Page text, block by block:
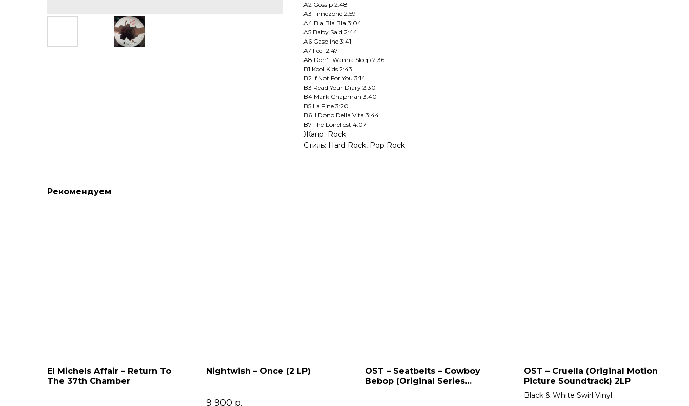
A2 Gossip 2:48
A3 Timezone 2:59
A4 Bla Bla Bla 3:04
A5 Baby Said 2:44
A6 Gasoline 3:41
A7 Feel 2:47
A8 Don't Wanna Sleep 2:36
B1 Kool Kids 2:43
B2 If Not For You 3:14
B3 Read Your Diary 2:30
B4 Mark Chapman 3:40
B5 La Fine 3:20
B6 Il Dono Della Vita 3:44
B7 The Loneliest 4:07
Жанр: Rock
Стиль: Hard Rock, Pop Rock
Рекомендуем
El Michels Affair – Return To
The 37th Chamber
Nightwish – Once (2 LP)
9 900 р.
OST – Seatbelts – Cowboy
Bebop (Original Series
OST – Cruella (Original Motion
Picture Soundtrack) 2LP
Black & White Swirl Vinyl